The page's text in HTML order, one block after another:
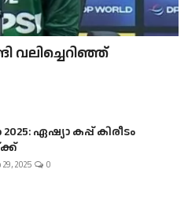
വലിച്ചെറിഞ്ഞ്
2025: ഏഷ്യാ കപ്പ് കിരീടം
29, 2025 0